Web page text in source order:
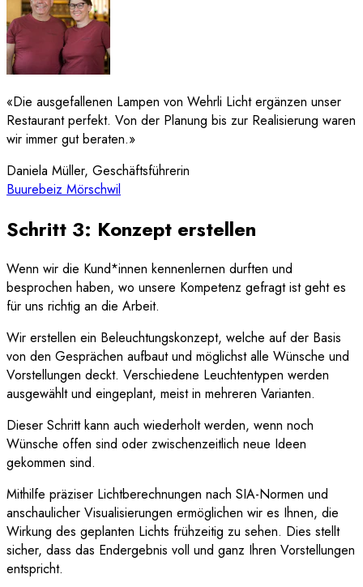
«Die ausgefallenen Lampen von Wehrli Licht ergänzen unser
Restaurant perfekt. Von der Planung bis zur Realisierung waren
wir immer gut beraten.»
Daniela Müller, Geschäftsführerin
Buurebeiz Mörschwil
Schritt 3: Konzept erstellen
Wenn wir die Kund*innen kennenlernen durften und
besprochen haben, wo unsere Kompetenz gefragt ist geht es
für uns richtig an die Arbeit.
Wir erstellen ein Beleuchtungskonzept, welche auf der Basis
von den Gesprächen aufbaut und möglichst alle Wünsche und
Vorstellungen deckt. Verschiedene Leuchtentypen werden
ausgewählt und eingeplant, meist in mehreren Varianten.
Dieser Schritt kann auch wiederholt werden, wenn noch
Wünsche offen sind oder zwischenzeitlich neue Ideen
gekommen sind.
Mithilfe präziser Lichtberechnungen nach SIA-Normen und
anschaulicher Visualisierungen ermöglichen wir es Ihnen, die
Wirkung des geplanten Lichts frühzeitig zu sehen. Dies stellt
sicher, dass das Endergebnis voll und ganz Ihren Vorstellungen
entspricht.